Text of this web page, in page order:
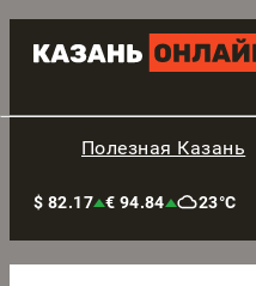
Полезная Казань
$ 82.17 € 94.84 23°C